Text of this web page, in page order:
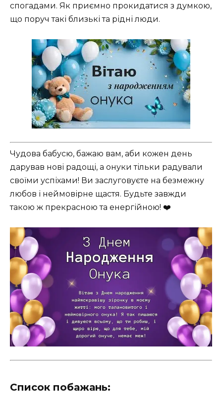
спогадами. Як приємно прокидатися з думкою,
що поруч такі близькі та рідні люди.
Чудова бабусю, бажаю вам, аби кожен день
дарував нові радощі, а онуки тільки радували
своїми успіхами! Ви заслуговуєте на безмежну
любов і неймовірне щастя. Будьте завжди
такою ж прекрасною та енергійною! ❤️
Список побажань: